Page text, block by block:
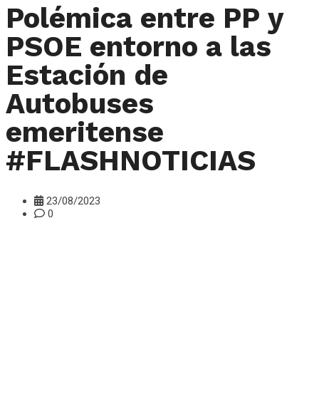
Polémica entre PP y
PSOE entorno a las
Estación de
Autobuses
emeritense
#FLASHNOTICIAS
23/08/2023
0